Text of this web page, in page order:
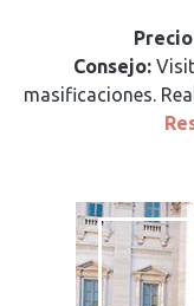
Consejo:
masificaciones.